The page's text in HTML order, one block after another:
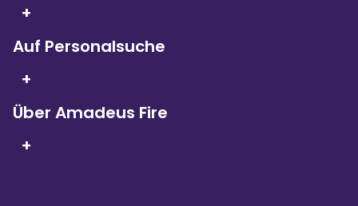
Kununu Top Company – dank
über 9.000Bewertungen!
+
Auf Personalsuche
+
Über Amadeus Fire
+